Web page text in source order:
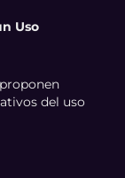
Uso
del uso